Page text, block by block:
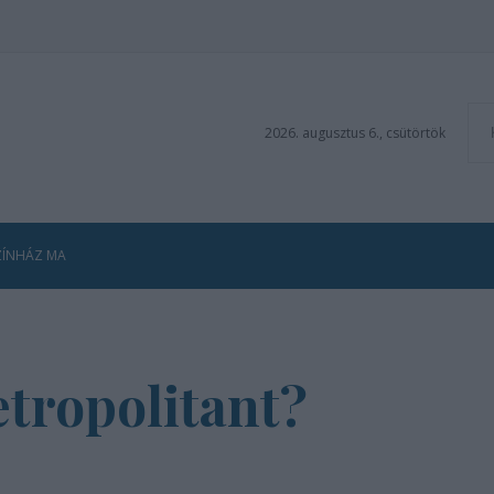
2026. augusztus 6., csütörtök
MA